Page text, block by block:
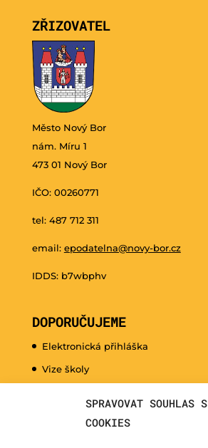
SPRAVOVAT SOUHLAS S
COOKIES
ZŘIZOVATEL
Město Nový Bor
nám. Míru 1
473 01 Nový Bor
IČO: 00260771
tel: 487 712 311
email: epodatelna@novy-bor.cz
IDDS: b7wbphv
DOPORUČUJEME
Elektronická přihláška
Vize školy